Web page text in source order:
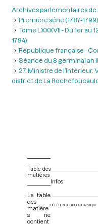
Archives parlementaires de
Première série (1787-1799)
Tome LXXXVII - Du 1er au
1794)
République française -
Séance du 8 germinal an
27. Ministre de l’Intérieur.
district de La
Table des
matières
La table
des
matière
s ne
contient
Infos
RÉFÉRENCE BIBLIOGRAPHIQUE